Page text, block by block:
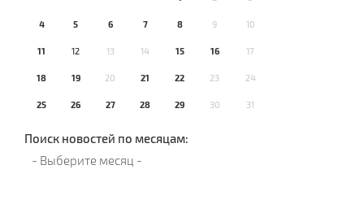
4 5 6 7 8 9 10
11 12 13 14 15 16 17
18 19 20 21 22 23 24
25 26 27 28 29 30 31
Поиск новостей по месяцам: